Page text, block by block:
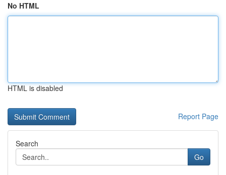
No HTML
HTML is disabled
Report Page
Search
Go